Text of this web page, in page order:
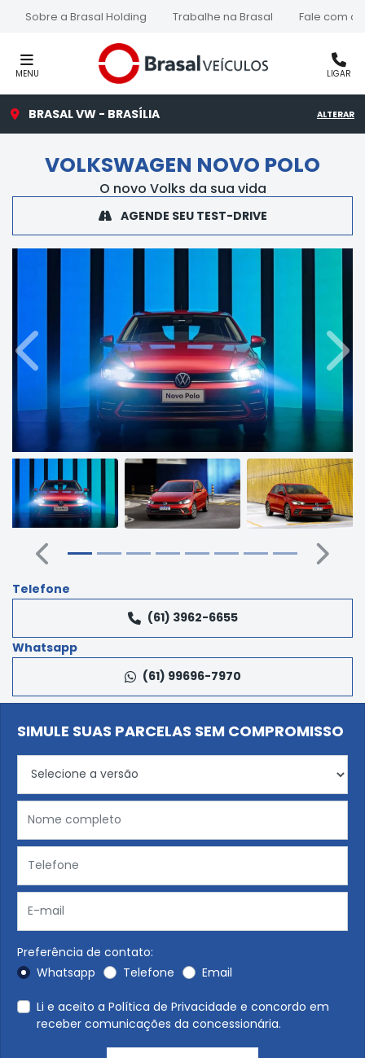
Sobre a Brasal Holding Trabalhe na Brasal Fale com a
MENU LIGAR
BRASAL VW - BRASÍLIA ALTERAR
VOLKSWAGEN NOVO POLO
O novo Volks da sua vida
AGENDE SEU TEST-DRIVE
SIMULE SUAS PARCELAS SEM COMPROMISSO
Preferência de contato:
Whatsapp
Telefone Email
Li e aceito a Política de Privacidade e concordo em
receber comunicações da concessionária.
Anterior
Anterior
Telefone
(61) 3962-6655
Whatsapp
(61) 99696-7970